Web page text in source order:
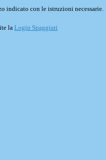
indicato con le istruzioni necessarie.
la Login Spaggiari